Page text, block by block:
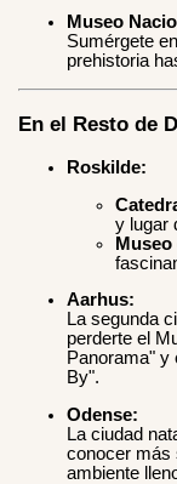
Museo
Sumérgete
prehistoria
En el Resto de
Roskilde:
y lugar
Aarhus:
La segunda
perderte el
Panorama" y
By".
Odense:
La ciudad
conocer más
ambiente